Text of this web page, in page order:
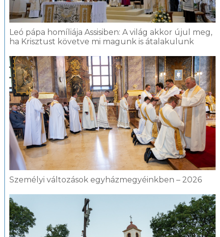
Leó pápa homíliája Assisiben: A világ akkor újul meg,
ha Krisztust követve mi magunk is átalakulunk
Személyi változások egyházmegyéinkben – 2026